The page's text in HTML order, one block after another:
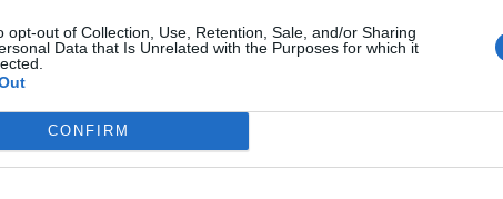
opt-out of Collection, Use, Retention, Sale, and/or Sharing
Data that Is Unrelated with the Purposes for which it
CONFIRM
Registrati Redazione
Invia
contributo